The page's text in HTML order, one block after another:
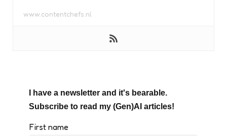
www.contentchefs.nl
I have a newsletter and it's bearable.
Subscribe to read my (Gen)AI articles!
First name